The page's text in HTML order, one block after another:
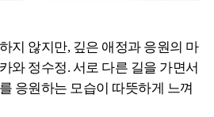
지 않지만, 깊은 애정과 응원의 마
와 정수정. 서로 다른 길을 가면서
응원하는 모습이 따뜻하게 느껴